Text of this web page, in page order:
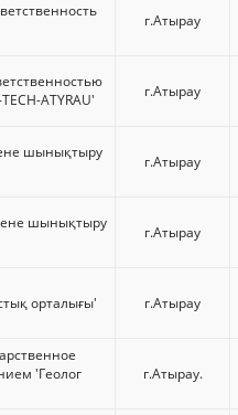
г.Атырау
ATYRAU'
г.Атырау
шынықтыру
г.Атырау
шынықтыру
г.Атырау
орталығы' г.Атырау
'Геолог
г.Атырау.